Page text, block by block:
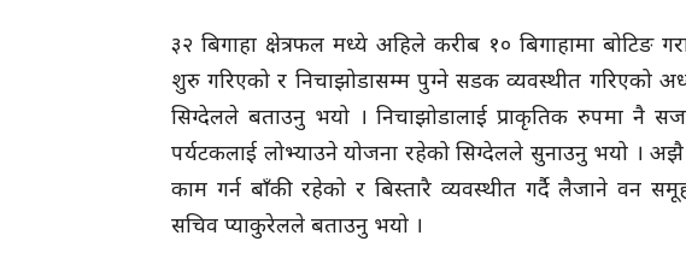
३२ बिगाहा क्षेत्रफल मध्ये अहिले करीब १० बिगाहामा बोटिङ
शुरु गरिएको र निचाझोडासम्म पुग्ने सडक व्यवस्थीत गरिएको
सिग्देलले बताउनु भयो । निचाझोडालाई प्राकृतिक रुपमा नै
पर्यटकलाई लोभ्याउने योजना रहेको सिग्देलले सुनाउनु भयो ।
काम गर्न बाँकी रहेको र बिस्तारै व्यवस्थीत गर्दै लैजाने वन
सचिव प्याकुरेलले बताउनु भयो ।